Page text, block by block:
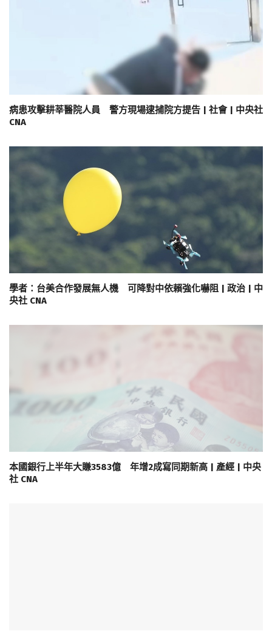
病患攻擊耕莘醫院人員 警方現場逮捕院方提告 | 社會 | 中央社
CNA
學者：台美合作發展無人機 可降對中依賴強化嚇阻 | 政治 | 中
央社 CNA
本國銀行上半年大賺3583億 年增2成寫同期新高 | 產經 | 中央
社 CNA